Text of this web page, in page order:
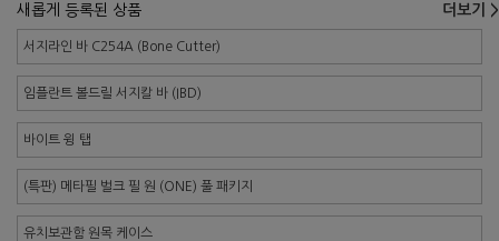
새롭게 등록된 상품 더보기 >
서지라인 바 C254A (Bone Cutter)
임플란트 볼드릴 서지칼 바 (IBD)
바이트 윙 탭
(특판) 메타필 벌크 필 원 (ONE) 풀 패키지
유치보관함 원목 케이스